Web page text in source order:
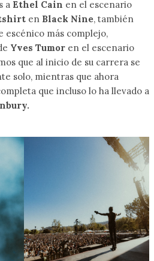
a Ethel Cain en el escenario
en Black Nine, también
escénico más complejo,
Yves Tumor en el escenario
que al inicio de su carrera se
solo, mientras que ahora
que incluso lo ha llevado a